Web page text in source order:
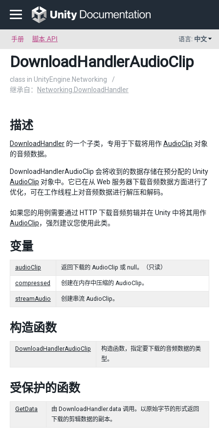
手册 脚本 API 语言: 中文
DownloadHandlerAudioClip
class in UnityEngine.Networking
/
继承自：
Networking.DownloadHandler
描述
DownloadHandler 的一个子类，专用于下载将用作AudioClip 对象
的音频数据。
DownloadHandlerAudioClip 会将收到的数据存储在预分配的 Unity
AudioClip 对象中。它已在从 Web 服务器下载音频数据方面进行了
优化，可在工作线程上对音频数据进行解压和解码。
如果您的用例需要通过 HTTP 下载音频剪辑并在 Unity 中将其用作
AudioClip，强烈建议您使用此类。
变量
audioClip 返回下载的 AudioClip 或 null。（只读）
compressed 创建在内存中压缩的 AudioClip。
streamAudio 创建串流 AudioClip。
构造函数
DownloadHandlerAudioClip
构造函数，指定要下载的音频数据的类
型。
受保护的函数
GetData
由 DownloadHandler.data 调用。以原始字节的形式返回
下载的剪辑数据的副本。